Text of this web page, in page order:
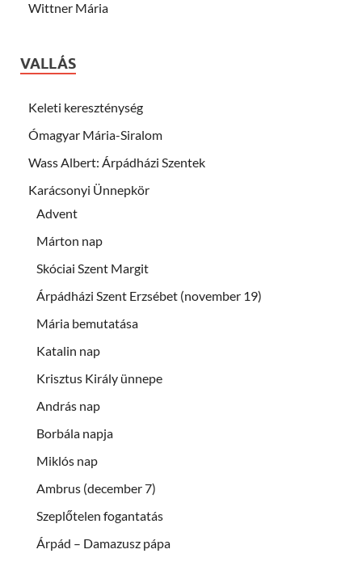
Wittner Mária
VALLÁS
Keleti kereszténység
Ómagyar Mária-Siralom
Wass Albert: Árpádházi Szentek
Karácsonyi Ünnepkör
Advent
Márton nap
Skóciai Szent Margit
Árpádházi Szent Erzsébet (november 19)
Mária bemutatása
Katalin nap
Krisztus Király ünnepe
András nap
Borbála napja
Miklós nap
Ambrus (december 7)
Szeplőtelen fogantatás
Árpád – Damazusz pápa